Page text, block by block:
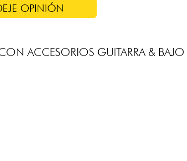
OPINIÓN
ACCESORIOS GUITARRA & BAJO